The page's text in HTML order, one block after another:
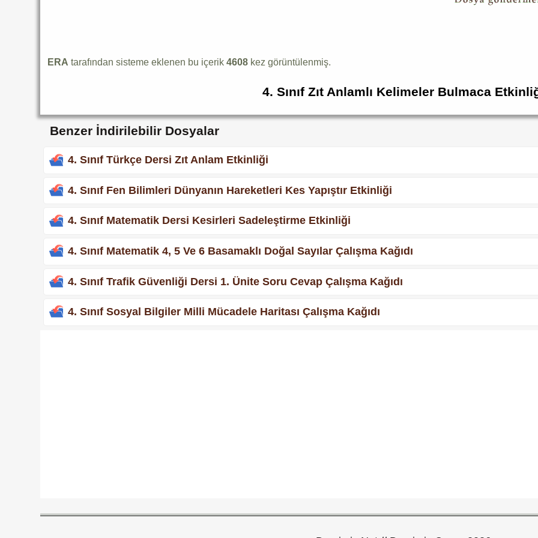
ERA tarafından sisteme eklenen bu içerik4608 kez görüntülenmiş.
4. Sınıf Zıt Anlamlı Kelimeler Bulmaca
Benzer İndirilebilir Dosyalar
4. Sınıf Türkçe Dersi Zıt Anlam Etkinliği
4. Sınıf Fen Bilimleri Dünyanın Hareketleri Kes Yapıştır Etkinliği
4. Sınıf Matematik Dersi Kesirleri Sadeleştirme Etkinliği
4. Sınıf Matematik 4, 5 Ve 6 Basamaklı Doğal Sayılar Çalışma Kağıdı
4. Sınıf Trafik Güvenliği Dersi 1. Ünite Soru Cevap Çalışma Kağıdı
4. Sınıf Sosyal Bilgiler Milli Mücadele Haritası Çalışma Kağıdı